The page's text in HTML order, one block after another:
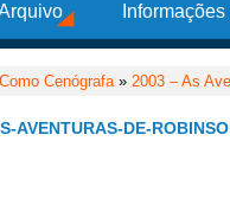
Como Cenógrafa» 2003 – As
AVENTURAS-DE-